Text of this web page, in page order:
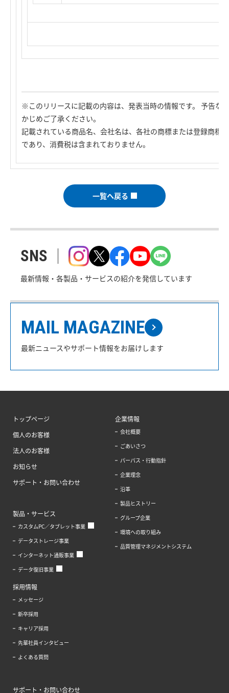
※このリリースに記載の内容は、発表当時の情報です。 予告な
かじめご了承ください。
記載されている商品名、会社名は、各社の商標または登録商標
であり、消費税は含まれておりません。
一覧へ戻る
SNS
最新情報・各製品・サービスの紹介を発信しています
MAIL MAGAZINE
最新ニュースやサポート情報をお届けします
トップページ
個人のお客様
法人のお客様
お知らせ
サポート・お問い合わせ
製品・サービス
カスタムPC／タブレット事業
データストレージ事業
インターネット通販事業
データ復旧事業
企業情報
会社概要
ごあいさつ
パーパス・行動指針
企業理念
沿革
製品ヒストリー
グループ企業
環境への取り組み
品質管理マネジメントシステム
採用情報
メッセージ
新卒採用
キャリア採用
先輩社員インタビュー
よくある質問
サポート・お問い合わせ